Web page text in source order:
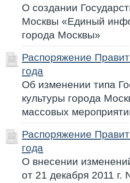
О создании
Москвы «Единый
города Москвы»
Распоряжение
года
Об изменении типа
культуры города
массовых
Распоряжение
года
О внесении
от 21 декабря 2011 г.